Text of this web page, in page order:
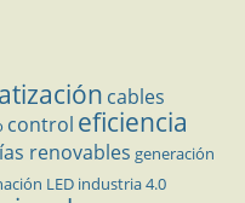
cables
control eficiencia
renovables generación
LED industria 4.0